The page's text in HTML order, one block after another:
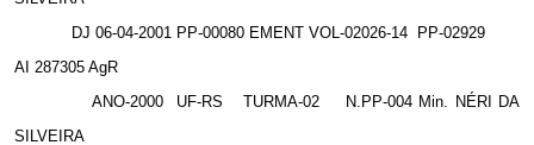
DJ 06-04-2001 PP-00080 EMENT VOL-02026-14
PP-02929
AI 287305 AgR
ANO-2000
UF-RS TURMA-02
N.PP-004 Min. NÉRI DA
SILVEIRA